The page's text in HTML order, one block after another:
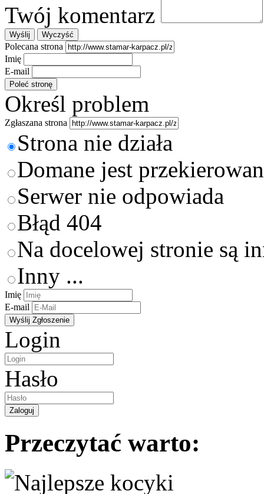
Twój komentarz
Polecana strona
Imię
E-mail
Określ problem
Zgłaszana strona
Strona nie działa
Domane jest
Serwer nie odpowiada
Błąd 404
Na docelowej stronie są
Inny ...
Imię
E-mail
Login
Hasło
Przeczytać warto: